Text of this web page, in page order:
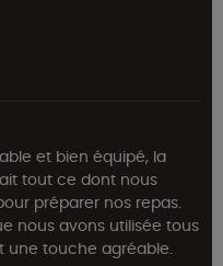
et bien équipé, la
tout ce dont nous
préparer nos repas.
nous avons utilisée tous
une touche agréable.